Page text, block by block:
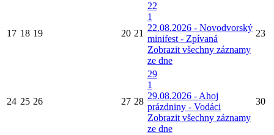
17 18 19 20 21
22
1
22.08.2026 - Novodvorský
minifest - Zpívaná
Zobrazit všechny záznamy
ze dne
23
24 25 26 27 28
29
1
29.08.2026 - Ahoj
prázdniny - Vodáci
Zobrazit všechny záznamy
ze dne
30